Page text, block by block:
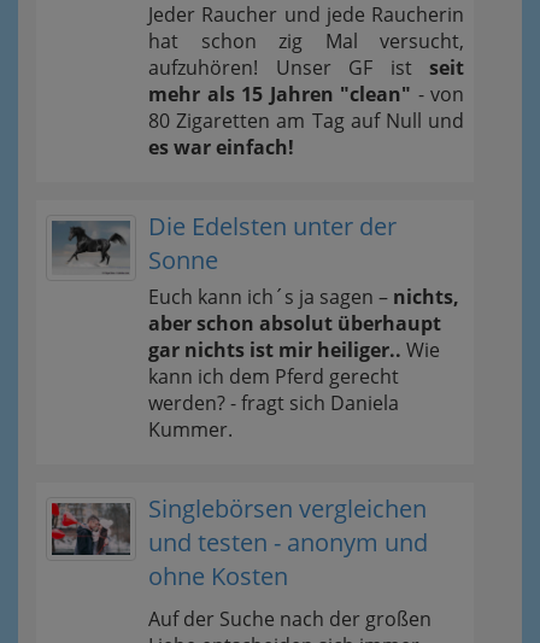
Jeder Raucher und jede Raucherin
hat schon zig Mal versucht,
aufzuhören! Unser GF ist seit
mehr als 15 Jahren "clean" - von
80 Zigaretten am Tag auf Null und
es war einfach!
Die Edelsten unter der
Sonne
Euch kann ich´s ja sagen – nichts,
aber schon absolut überhaupt
gar nichts ist mir heiliger.. Wie
kann ich dem Pferd gerecht
werden? - fragt sich Daniela
Kummer.
Singlebörsen vergleichen
und testen - anonym und
ohne Kosten
Auf der Suche nach der großen